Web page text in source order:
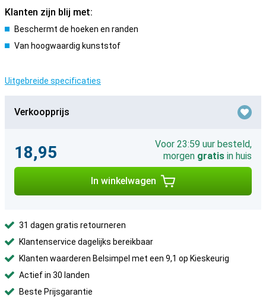
Klanten zijn blij met:
Beschermt de hoeken en randen
Van hoogwaardig kunststof
Uitgebreide specificaties
Verkoopprijs
18,95
Voor 23:59 uur besteld,
morgen gratis in huis
In winkelwagen
31 dagen gratis retourneren
Klantenservice dagelijks bereikbaar
Klanten waarderen Belsimpel met een 9,1 op Kieskeurig
Actief in 30 landen
Beste Prijsgarantie